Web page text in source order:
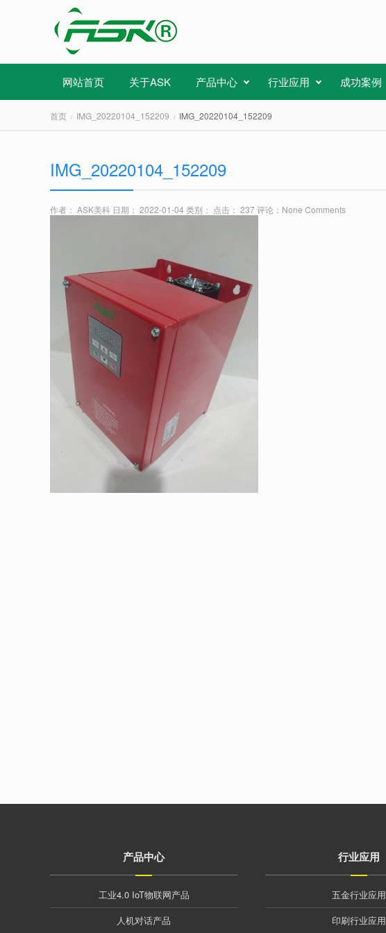
网站首页 关于ASK 产品中心 行业应用 成功案例
首页 IMG_20220104_152209 IMG_20220104_152209
IMG_20220104_152209
作者： ASK美科 日期： 2022-01-04 类别： 点击： 237 评论： None Comments
产品中心
工业4.0 IoT物联网产品
人机对话产品
行业应用
五金行业应用
印刷行业应用